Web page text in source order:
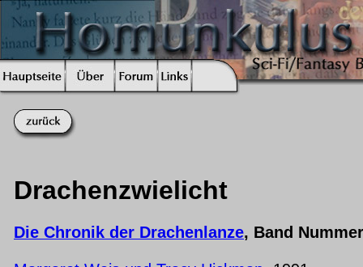
Drachenzwielicht
Die Chronik der Drachenlanze, Band